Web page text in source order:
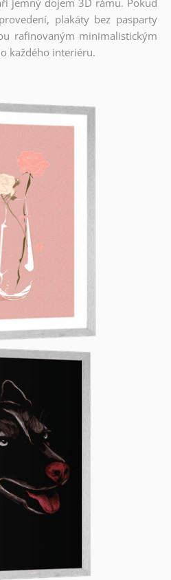
jemný dojem 3D rámu. Pokud
plakáty bez pasparty
rafinovaným minimalistickým
každého interiéru.